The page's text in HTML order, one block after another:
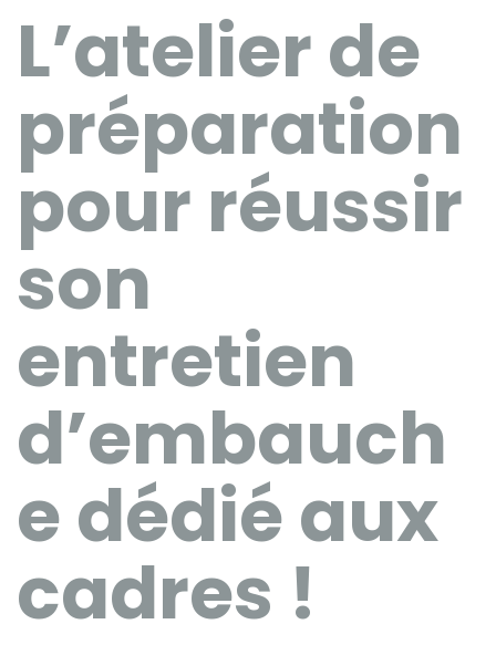
L’atelier de
préparation
pour réussir
son
entretien
d’embauch
e dédié aux
cadres !